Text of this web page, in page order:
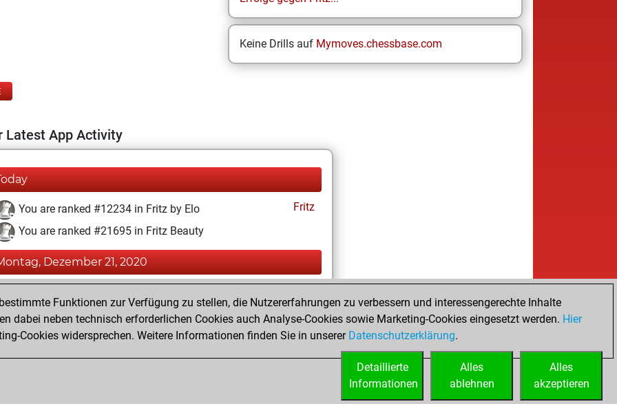
Keine Drills auf Mymoves.chessbase.com
Latest App Activity
You are ranked #12234 in Fritz by Elo
Fritz
You are ranked #21695 in Fritz Beauty
Dezember 21, 2020
You achieved a new Elo of 1591
You created your Fritz account
Funktionen zur Verfügung zu stellen, die Nutzererfahrungen zu verbessern und interessengerechte Inhalte
dabei neben technisch erforderlichen Cookies auch Analyse-Cookies sowie Marketing-Cookies eingesetzt werden. Hier
Cookies widersprechen. Weitere Informationen finden Sie in unserer Datenschutzerklärung.
Alles
akzeptieren
Alles
ablehnen
Detaillierte
Informationen